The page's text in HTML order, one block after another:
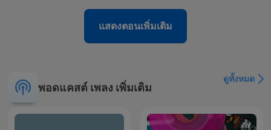
แสดงตอนเพิ่มเติม
พอดแคสต์ เพลง เพิ่มเติม
ดูทั้งหมด